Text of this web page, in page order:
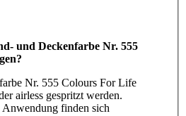
und Deckenfarbe Nr. 555
Nr. 555 Colours For Life
airless gespritzt werden.
finden sich